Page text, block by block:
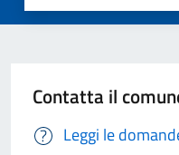
Contatta il
Leggi le